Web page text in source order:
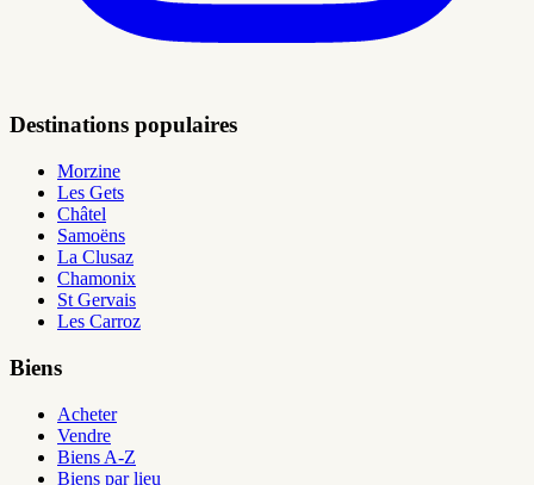
Destinations populaires
Morzine
Les Gets
Châtel
Samoëns
La Clusaz
Chamonix
St Gervais
Les Carroz
Biens
Acheter
Vendre
Biens A-Z
Biens par lieu